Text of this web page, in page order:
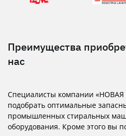
Преимущества
нас
Специалисты компании
подобрать оптимальные
промышленных стиральных
оборудования. Кроме этого вы